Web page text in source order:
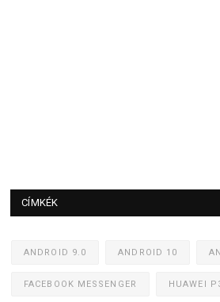
CÍMKÉK
ANDROID 9.0 ANDROID 10
FACEBOOK MESSENGER HUAWEI